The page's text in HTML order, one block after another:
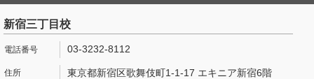
新宿三丁目校
03-3232-8112
東京都新宿区歌舞伎町1-1-17 エキニア新宿6階